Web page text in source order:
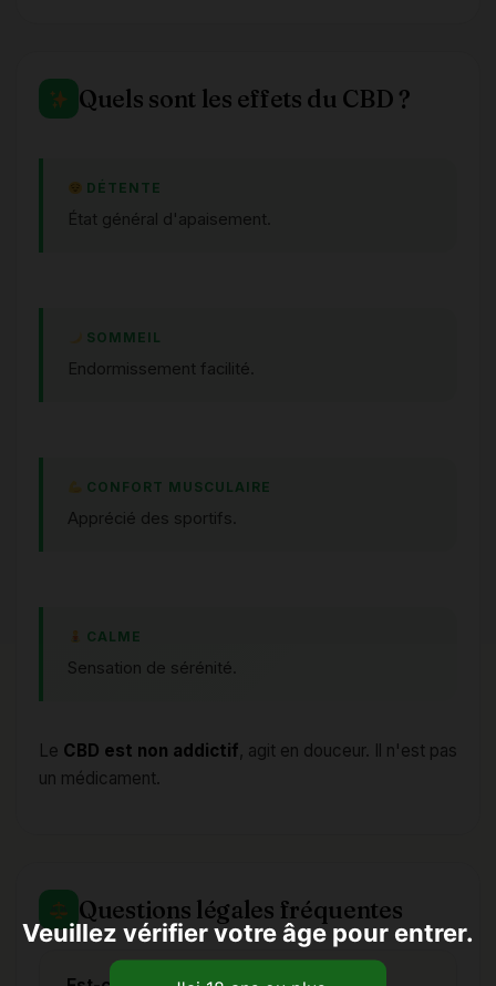
Quels sont les effets du CBD ?
DÉTENTE
État général d'apaisement.
SOMMEIL
Endormissement facilité.
CONFORT MUSCULAIRE
Apprécié des sportifs.
CALME
Sensation de sérénité.
Le CBD est non addictif, agit en douceur. Il n'est pas
un médicament.
Questions légales fréquentes
Veuillez vérifier votre âge pour entrer.